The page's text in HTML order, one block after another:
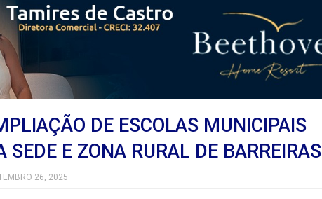
DE ESCOLAS MUNICIPAIS
SEDE E ZONA RURAL DE BARREIRAS
26, 2025